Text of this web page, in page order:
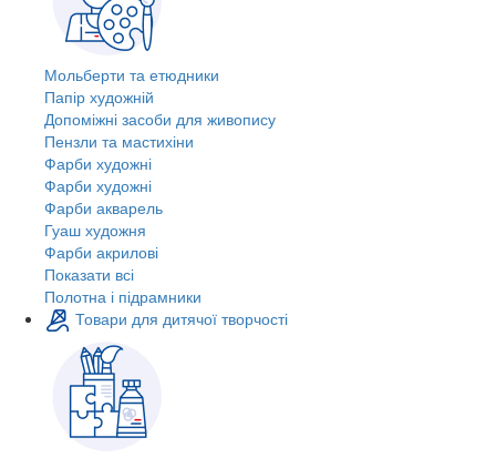
Мольберти та етюдники
Папір художній
Допоміжні засоби для живопису
Пензли та мастихіни
Фарби художні
Фарби художні
Фарби акварель
Гуаш художня
Фарби акрилові
Показати всі
Полотна і підрамники
Товари для дитячої творчості